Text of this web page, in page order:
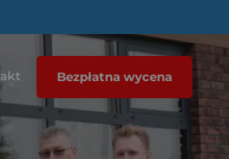
Bezpłatna wycena